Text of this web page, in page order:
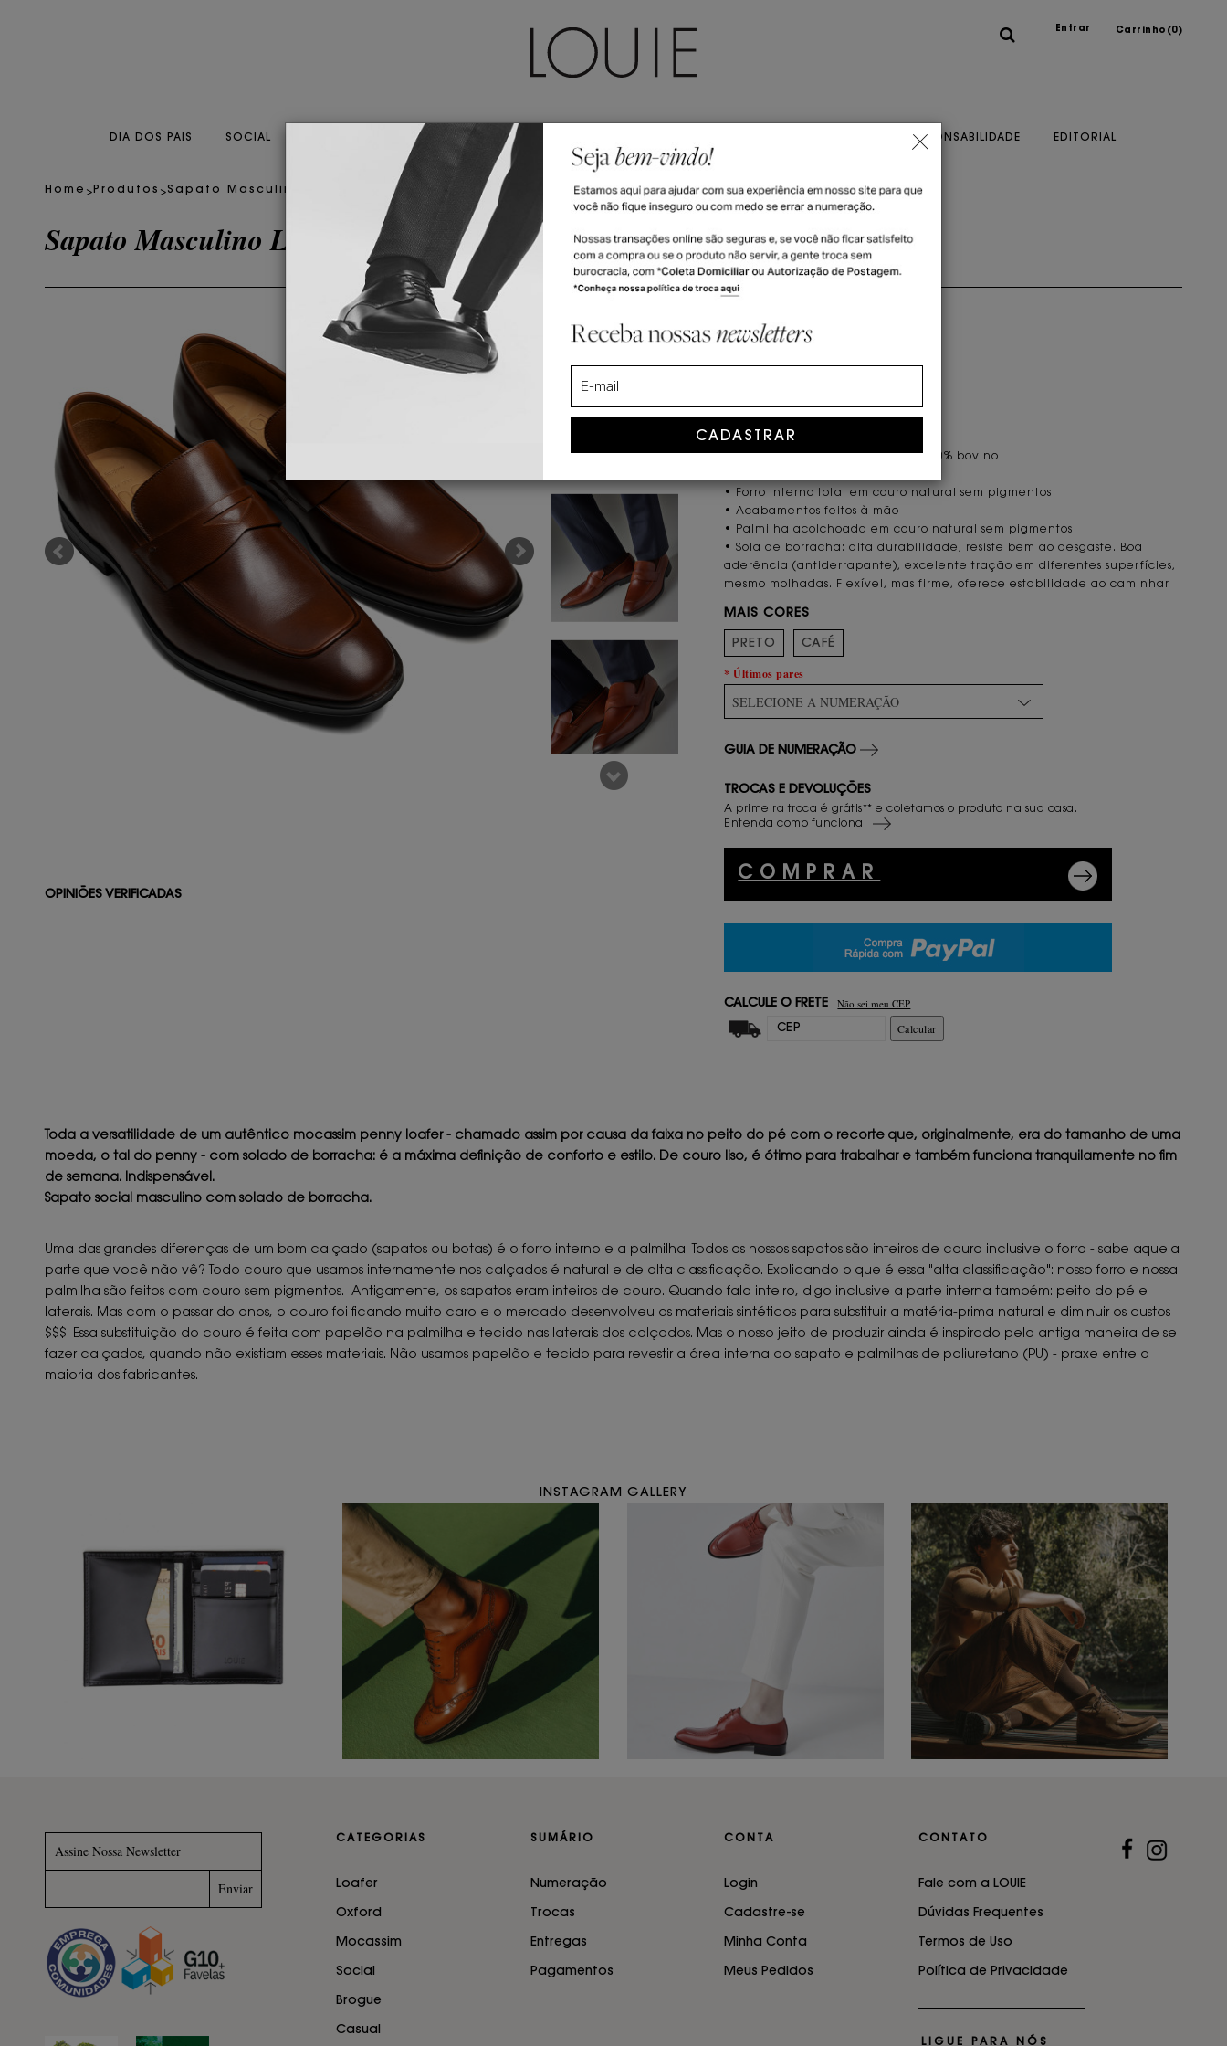
Entrar Carrinho( 0)
DIA DOS PAIS SOCIAL COLEÇÕES ACESSÓRIOS RESPONSABILIDADE EDITORIAL
Home > Produtos >Sapato Masculino Loafer Grottie Whisky
Sapato Masculino Loafer Grottie Whisky
OPINIÕES VERIFICADAS
R$ 1.330
6x R$ 221,67 no cartão
CARACTERÍSTICAS E DETALHES
• Couro nobre tipo exportação, 100% bovino
• Forro interno total em couro natural sem pigmentos
• Acabamentos feitos à mão
• Palmilha acolchoada em couro natural sem pigmentos
• Sola de borracha: alta durabilidade, resiste bem ao desgaste. Boa
aderência (antiderrapante), excelente tração em diferentes superfícies,
mesmo molhadas. Flexível, mas firme, oferece estabilidade ao caminhar
MAIS CORES
PRETO CAFÉ
* Últimos pares
SELECIONE A NUMERAÇÃO
GUIA DE NUMERAÇÃO
TROCAS E DEVOLUÇÕES
A primeira troca é grátis** e coletamos o produto na sua casa.
Entenda como funciona
COMPRAR
CALCULE O FRETE Não sei meu CEP
Calcular
Toda a versatilidade de um autêntico mocassim penny loafer - chamado assim por causa da faixa no peito do pé com o recorte que, originalmente, era do tamanho de uma
moeda, o tal do penny - com solado de borracha: é a máxima definição de conforto e estilo. De couro liso, é ótimo para trabalhar e também funciona tranquilamente no fim
de semana. Indispensável.
Sapato social masculino com solado de borracha.
Uma das grandes diferenças de um bom calçado (sapatos ou botas) é o forro interno e a palmilha. Todos os nossos sapatos são inteiros de couro inclusive o forro - sabe aquela
parte que você não vê? Todo couro que usamos internamente nos calçados é natural e de alta classificação. Explicando o que é essa "alta classificação": nosso forro e nossa
palmilha são feitos com couro sem pigmentos. Antigamente, os sapatos eram inteiros de couro. Quando falo inteiro, digo inclusive a parte interna também: peito do pé e
laterais. Mas com o passar do anos, o couro foi ficando muito caro e o mercado desenvolveu os materiais sintéticos para substituir a matéria-prima natural e diminuir os custos
$$$. Essa substituição do couro é feita com papelão na palmilha e tecido nas laterais dos calçados. Mas o nosso jeito de produzir ainda é inspirado pela antiga maneira de se
fazer calçados, quando não existiam esses materiais. Não usamos papelão e tecido para revestir a área interna do sapato e palmilhas de poliuretano (PU) - praxe entre a
maioria dos fabricantes.
INSTAGRAM GALLERY
Assine Nossa Newsletter
CATEGORIAS
Loafer
Oxford
Mocassim
Social
Brogue
Casual
SUMÁRIO
Numeração
Trocas
Entregas
Pagamentos
CONTA
Login
Cadastre-se
Minha Conta
Meus Pedidos
CONTATO
Fale com a LOUIE
Dúvidas Frequentes
Termos de Uso
Política de Privacidade
LIGUE PARA NÓS